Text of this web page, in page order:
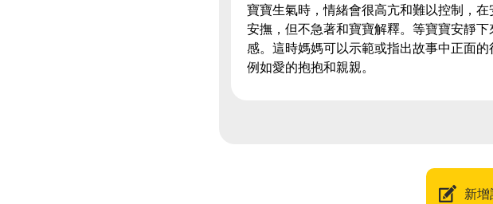
寶寶生氣時，情緒會很高亢和難以控制，
安撫，但不急著和寶寶解釋。等寶寶安靜
感。這時媽媽可以示範或指出故事中正面
例如愛的抱抱和親親。
新